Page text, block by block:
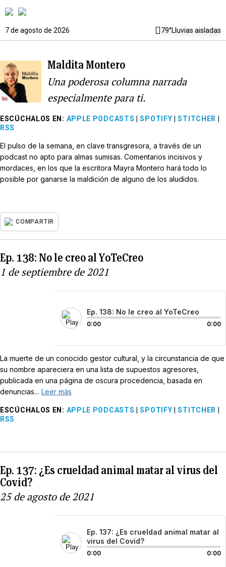
7 de agosto de 2026 79°Lluvias aisladas
Maldita Montero
Una poderosa columna narrada
especialmente para ti.
ESCÚCHALOS EN : APPLE PODCASTS |SPOTIFY |STITCHER
RSS
El pulso de la semana, en clave transgresora, a través de un
podcast no apto para almas sumisas. Comentarios incisivos y
mordaces, en los que la escritora Mayra Montero hará todo lo
posible por ganarse la maldición de alguno de los aludidos.
COMPARTIR
Ep. 138: No le creo al YoTeCreo
1 de septiembre de 2021
Ep. 138: No le creo al YoTeCreo
0:00 0:00
La muerte de un conocido gestor cultural, y la circunstancia de que
su nombre apareciera en una lista de supuestos agresores,
publicada en una página de oscura procedencia, basada en
denuncias... Leer más
ESCÚCHALOS EN : APPLE PODCASTS |SPOTIFY |STITCHER
RSS
Ep. 137: ¿Es crueldad animal matar al virus del
Covid?
25 de agosto de 2021
Ep. 137: ¿Es crueldad animal matar al
virus del Covid?
0:00 0:00